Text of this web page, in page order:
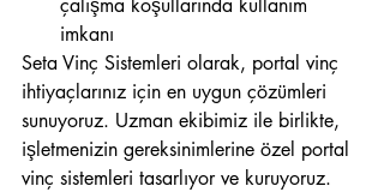
çalışma koşullarında kullanım
imkanı
Seta Vinç Sistemleri olarak, portal vinç
ihtiyaçlarınız için en uygun çözümleri
sunuyoruz. Uzman ekibimiz ile birlikte,
işletmenizin gereksinimlerine özel portal
vinç sistemleri tasarlıyor ve kuruyoruz.